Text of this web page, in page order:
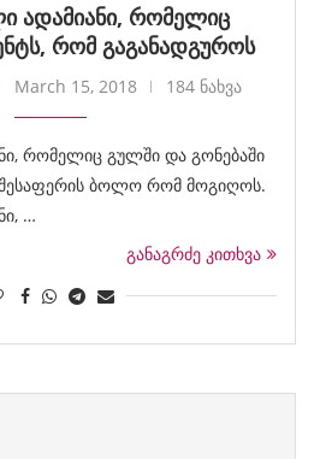
ადამიანი, რომელიც
რომ გაგანადგუროს
March 15, 2018 184 ნახვა
რომელიც გულში და გონებაში
ბოლო რომ მოგიღოს.
…
განაგრძე კითხვა